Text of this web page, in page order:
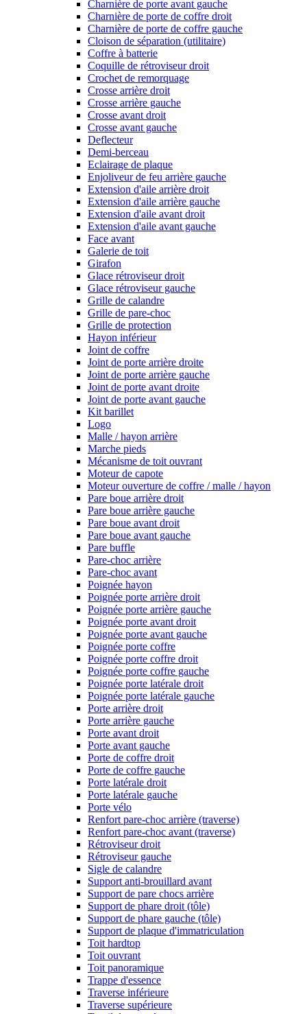
Charnière de porte avant gauche
Charnière de porte de coffre droit
Charnière de porte de coffre gauche
Cloison de séparation (utilitaire)
Coffre à batterie
Coquille de rétroviseur droit
Crochet de remorquage
Crosse arrière droit
Crosse arrière gauche
Crosse avant droit
Crosse avant gauche
Deflecteur
Demi-berceau
Eclairage de plaque
Enjoliveur de feu arrière gauche
Extension d'aile arrière droit
Extension d'aile arrière gauche
Extension d'aile avant droit
Extension d'aile avant gauche
Face avant
Galerie de toit
Girafon
Glace rétroviseur droit
Glace rétroviseur gauche
Grille de calandre
Grille de pare-choc
Grille de protection
Hayon inférieur
Joint de coffre
Joint de porte arrière droite
Joint de porte arrière gauche
Joint de porte avant droite
Joint de porte avant gauche
Kit barillet
Logo
Malle / hayon arrière
Marche pieds
Mécanisme de toit ouvrant
Moteur de capote
Moteur ouverture de coffre / malle / hayon
Pare boue arrière droit
Pare boue arrière gauche
Pare boue avant droit
Pare boue avant gauche
Pare buffle
Pare-choc arrière
Pare-choc avant
Poignée hayon
Poignée porte arrière droit
Poignée porte arrière gauche
Poignée porte avant droit
Poignée porte avant gauche
Poignée porte coffre
Poignée porte coffre droit
Poignée porte coffre gauche
Poignée porte latérale droit
Poignée porte latérale gauche
Porte arrière droit
Porte arrière gauche
Porte avant droit
Porte avant gauche
Porte de coffre droit
Porte de coffre gauche
Porte latérale droit
Porte latérale gauche
Porte vélo
Renfort pare-choc arrière (traverse)
Renfort pare-choc avant (traverse)
Rétroviseur droit
Rétroviseur gauche
Sigle de calandre
Support anti-brouillard avant
Support de pare chocs arrière
Support de phare droit (tôle)
Support de phare gauche (tôle)
Support de plaque d'immatriculation
Toit hardtop
Toit ouvrant
Toit panoramique
Trappe d'essence
Traverse inférieure
Traverse supérieure